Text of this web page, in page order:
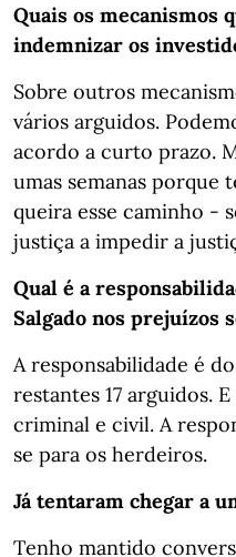
Quais os mecanismos
indemnizar os
Sobre outros
vários arguidos.
acordo a curto prazo.
umas semanas porque
queira esse caminho -
justiça a impedir a
Qual é a
Salgado nos prejuízos
A responsabilidade é
restantes 17 arguidos.
criminal e civil. A
se para os herdeiros.
Já tentaram chegar a
Tenho mantido